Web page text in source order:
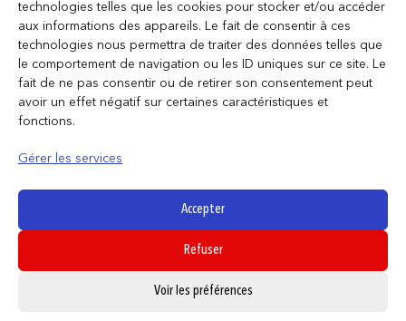
technologies telles que les cookies pour stocker et/ou accéder
aux informations des appareils. Le fait de consentir à ces
technologies nous permettra de traiter des données telles que
le comportement de navigation ou les ID uniques sur ce site. Le
fait de ne pas consentir ou de retirer son consentement peut
avoir un effet négatif sur certaines caractéristiques et
fonctions.
Gérer les services
Accepter
Refuser
Voir les préférences
NOUS REJOINDRE
F.A.Q
Politique de confidentialité
Politique de cookies
Mentions légales
SUIVEZ NOUS